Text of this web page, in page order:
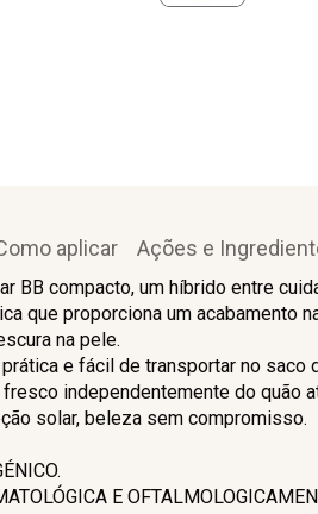
aplicar Ações e
BB compacto, um híbrido entre
que proporciona um acabamento
na pele.
e fácil de transportar no saco
independentemente do quão
solar, beleza sem compromisso.
E